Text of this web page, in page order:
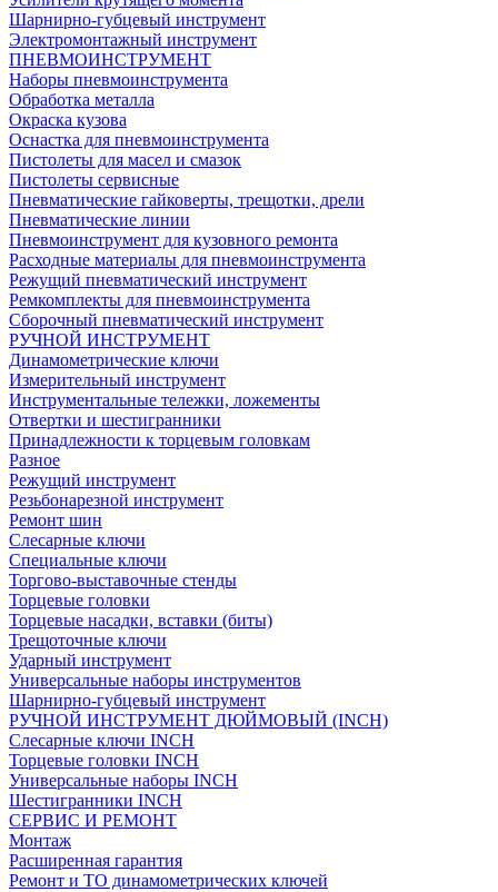
Шарнирно-губцевый инструмент
Электромонтажный инструмент
ПНЕВМОИНСТРУМЕНТ
Наборы пневмоинструмента
Обработка металла
Окраска кузова
Оснастка для пневмоинструмента
Пистолеты для масел и смазок
Пистолеты сервисные
Пневматические гайковерты, трещотки, дрели
Пневматические линии
Пневмоинструмент для кузовного ремонта
Расходные материалы для пневмоинструмента
Режущий пневматический инструмент
Ремкомплекты для пневмоинструмента
Сборочный пневматический инструмент
РУЧНОЙ ИНСТРУМЕНТ
Динамометрические ключи
Измерительный инструмент
Инструментальные тележки, ложементы
Отвертки и шестигранники
Принадлежности к торцевым головкам
Разное
Режущий инструмент
Резьбонарезной инструмент
Ремонт шин
Слесарные ключи
Специальные ключи
Торгово-выставочные стенды
Торцевые головки
Торцевые насадки, вставки (биты)
Трещоточные ключи
Ударный инструмент
Универсальные наборы инструментов
Шарнирно-губцевый инструмент
РУЧНОЙ ИНСТРУМЕНТ ДЮЙМОВЫЙ (INCH)
Слесарные ключи INCH
Торцевые головки INCH
Универсальные наборы INCH
Шестигранники INCH
СЕРВИС И РЕМОНТ
Монтаж
Расширенная гарантия
Ремонт и ТО динамометрических ключей